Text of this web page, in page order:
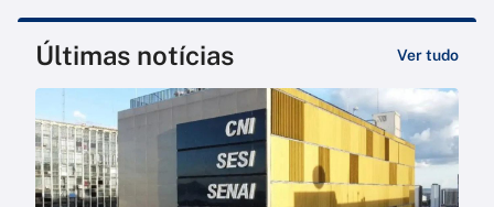
Últimas notícias Ver tudo